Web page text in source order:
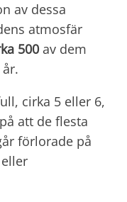
av dessa
atmosfär
500 av dem
cirka 5 eller 6,
att de flesta
förlorade på